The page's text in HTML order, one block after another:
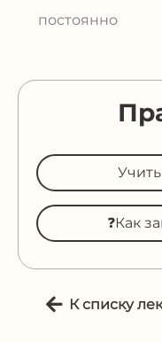
постоянно
❓Как
К списку